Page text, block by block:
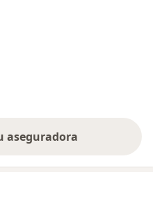
aseguradora